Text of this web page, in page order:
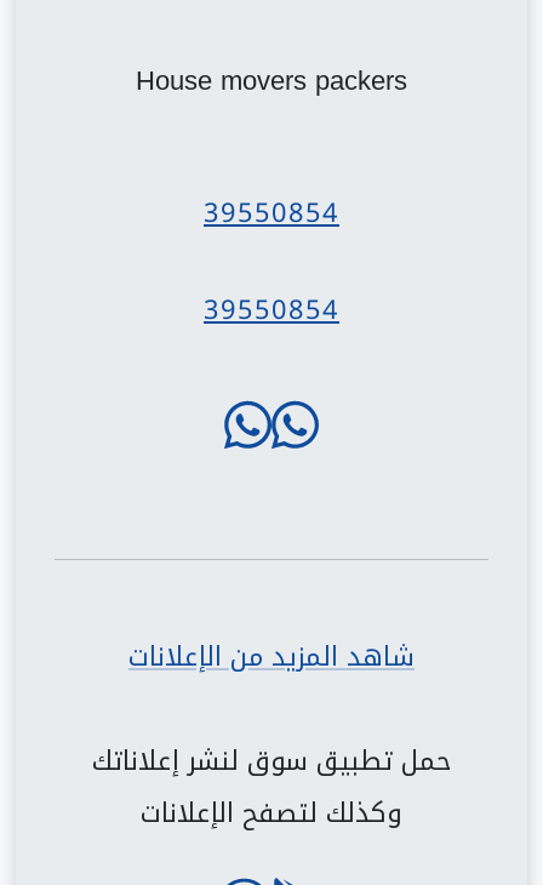
House movers packers
39550854
39550854
شاهد المزيد من الإعلانات
حمل تطبيق سوق لنشر إعلاناتك
وكذلك لتصفح الإعلانات